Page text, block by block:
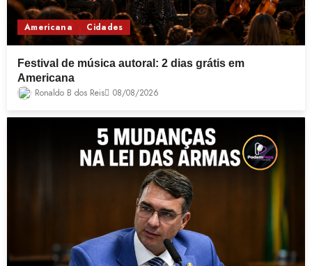
Americana Cidades
Festival de música autoral: 2 dias grátis em
Americana
Ronaldo B dos Reis 08/08/2026